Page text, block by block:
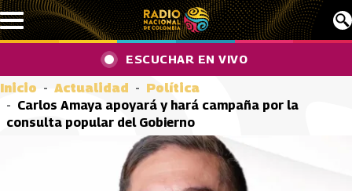
Pasar al contenido principal
ESCUCHAR EN VIVO
Inicio Actualidad
Política
Carlos Amaya apoyará y hará campaña por la
consulta popular del Gobierno